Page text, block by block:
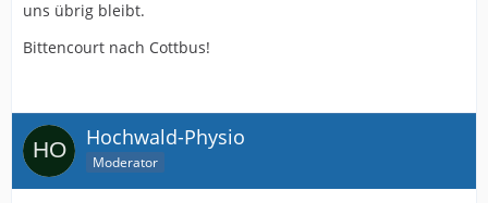
uns übrig bleibt.
Bittencourt nach Cottbus!
Hochwald-Physio
Moderator